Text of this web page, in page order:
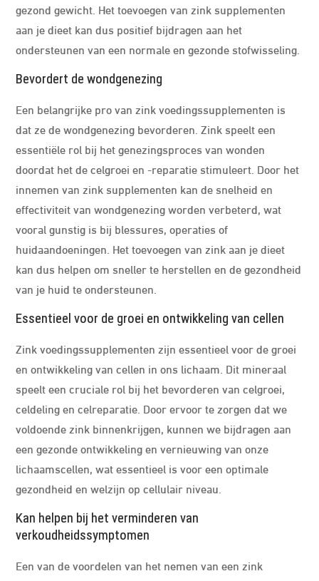
gezond gewicht. Het toevoegen van zink supplementen
aan je dieet kan dus positief bijdragen aan het
ondersteunen van een normale en gezonde stofwisseling.
Bevordert de wondgenezing
Een belangrijke pro van zink voedingssupplementen is
dat ze de wondgenezing bevorderen. Zink speelt een
essentiële rol bij het genezingsproces van wonden
doordat het de celgroei en -reparatie stimuleert. Door het
innemen van zink supplementen kan de snelheid en
effectiviteit van wondgenezing worden verbeterd, wat
vooral gunstig is bij blessures, operaties of
huidaandoeningen. Het toevoegen van zink aan je dieet
kan dus helpen om sneller te herstellen en de gezondheid
van je huid te ondersteunen.
Essentieel voor de groei en ontwikkeling van cellen
Zink voedingssupplementen zijn essentieel voor de groei
en ontwikkeling van cellen in ons lichaam. Dit mineraal
speelt een cruciale rol bij het bevorderen van celgroei,
celdeling en celreparatie. Door ervoor te zorgen dat we
voldoende zink binnenkrijgen, kunnen we bijdragen aan
een gezonde ontwikkeling en vernieuwing van onze
lichaamscellen, wat essentieel is voor een optimale
gezondheid en welzijn op cellulair niveau.
Kan helpen bij het verminderen van
verkoudheidssymptomen
Een van de voordelen van het nemen van een zink